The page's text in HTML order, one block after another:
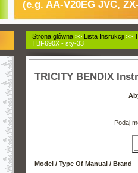
(e.g. AA-V20EG JVC,
Strona główna >> Lista Insrukcji >>
TBF690X - sty-33
TRICITY BENDIX
Podaj
Model / Type Of Manual / Brand